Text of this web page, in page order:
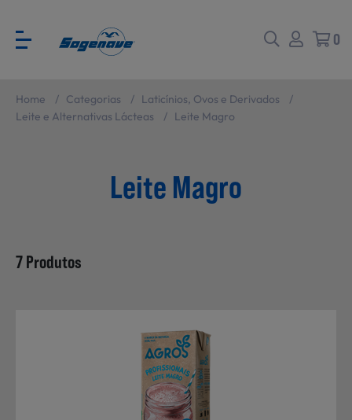
Voltar
Ver todas
Não Alimentares
Voltar
CATÁLOGO PARA EVENTOS
0
Home / Categorias / Laticínios, Ovos e Derivados
/
Leite e Alternativas Lácteas
/ Leite Magro
Leite Magro
7 Produtos